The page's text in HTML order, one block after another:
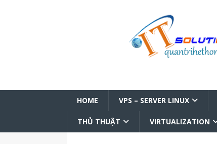
HOME VPS – SERVER LINUX
THỦ THUẬT VIRTUALIZATION